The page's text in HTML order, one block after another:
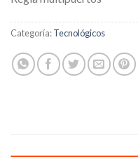
Categoría:Tecnológicos